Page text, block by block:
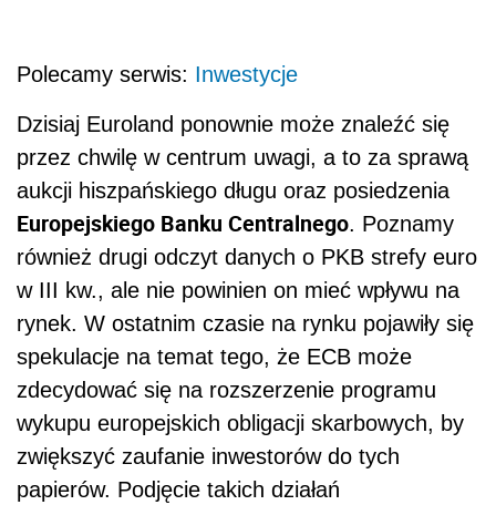
Polecamy serwis: Inwestycje
Dzisiaj Euroland ponownie może znaleźć się
przez chwilę w centrum uwagi, a to za sprawą
aukcji hiszpańskiego długu oraz posiedzenia
Europejskiego Banku Centralnego. Poznamy
również drugi odczyt danych o PKB strefy euro
w III kw., ale nie powinien on mieć wpływu na
rynek. W ostatnim czasie na rynku pojawiły się
spekulacje na temat tego, że ECB może
zdecydować się na rozszerzenie programu
wykupu europejskich obligacji skarbowych, by
zwiększyć zaufanie inwestorów do tych
papierów. Podjęcie takich działań